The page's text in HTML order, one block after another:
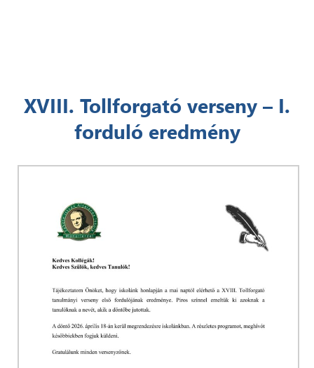
XVIII. Tollforgató verseny – I.
forduló eredmény